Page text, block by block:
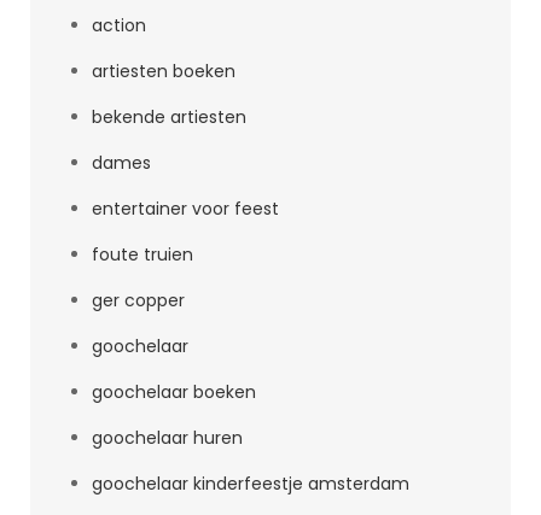
action
artiesten boeken
bekende artiesten
dames
entertainer voor feest
foute truien
ger copper
goochelaar
goochelaar boeken
goochelaar huren
goochelaar kinderfeestje amsterdam